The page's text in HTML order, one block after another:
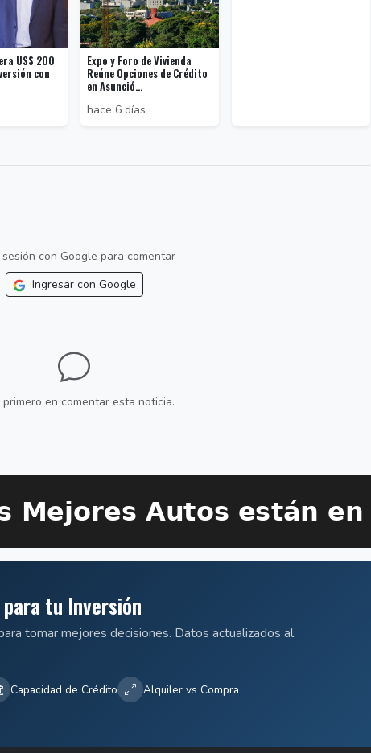
US$ 200
con
Expo y Foro de Vivienda
Reúne Opciones de Crédito
en Asunció...
hace 6 días
sesión con Google para comentar
Ingresar con Google
en comentar esta noticia.
tu Inversión
tomar mejores decisiones. Datos actualizados al
Capacidad de Crédito Alquiler vs Compra